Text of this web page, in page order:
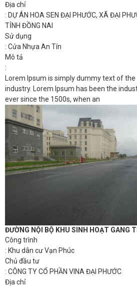
Địa chỉ
: DỰ ÁN HOA SEN ĐẠI PHƯỚC, XÃ ĐẠI
TỈNH ĐỒNG NAI
Sử dụng
: Cửa Nhựa An Tín
Mô tả
:
Lorem Ipsum is simply dummy text of
industry. Lorem Ipsum has been the
ever since the 1500s, when an
ĐƯỜNG NỘI BỘ KHU SINH HOẠT GANG
Công trình
: Khu dân cư Vạn Phúc
Chủ đầu tư
: CÔNG TY CỔ PHẦN VINA ĐẠI PHƯỚC
Địa chỉ